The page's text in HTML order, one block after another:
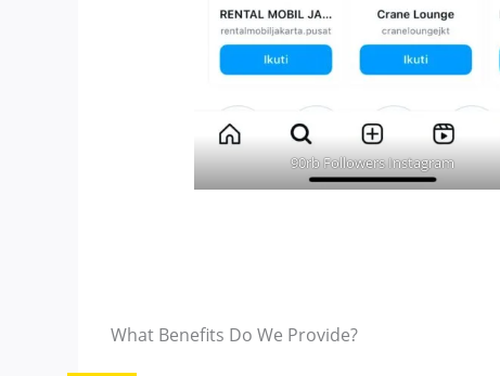
90rb Followers Instagram
What Benefits Do We Provide?